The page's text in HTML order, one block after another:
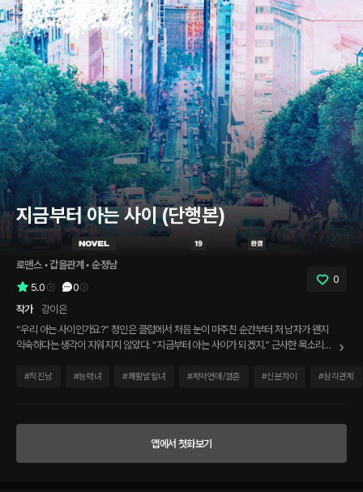
지금부터 아는 사이 (단행본)
로맨스 • 갑을관계 • 순정남
5.0
0
0
작가
강이은
“우리 아는 사이인가요?” 정인은 클럽에서 처음 눈이 마주친 순간부터 저 남자가 왠지
익숙하다는 생각이 지워지지 않았다. “지금부터 아는 사이가 되겠지.” 근사한 목소리로
밤. 그러나 정인이 단숨에 마음을 빼앗겨 버린 남자는 르시앙 그룹의 후계자였다. 정인은
줄이야. 그것도 교통사고 피해자와 가해자로. 정인은 차 수리비를 물어내는 대신 ‘채정인
사용권’이라는 계약으로 세혁에게 묶이기까지 하게 된다. “사용권이라니요? 나를 어떻
#직진남 #능력녀 #쾌활발랄녀 #계약연애/결혼 #신분차이 #삼각관계
앱에서 첫화보기